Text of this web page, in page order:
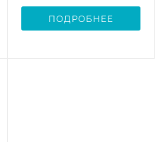
ПОДРОБНЕЕ